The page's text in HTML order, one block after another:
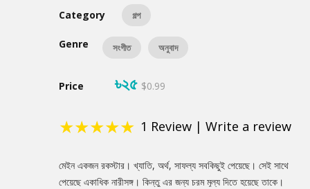
Category গল্প
Genre সংগীত অনুবাদ
Price ৳২৫ $0.99
★★★★★ 1 Review | Write a review
Product
Summery
মেইন একজন রকস্টার। খ্যাতি, অর্থ, সাফল্য সবকিছুই পেয়েছে। সেই সাথে
পেয়েছে একাধিক নারীসঙ্গ। কিন্তু এর জন্য চরম মূল্য দিতে হয়েছে তাকে।